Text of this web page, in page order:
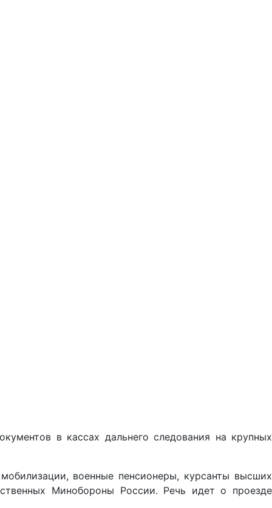
в кассах дальнего следования на крупных
военные пенсионеры, курсанты высших
Минобороны России. Речь идет о проезде